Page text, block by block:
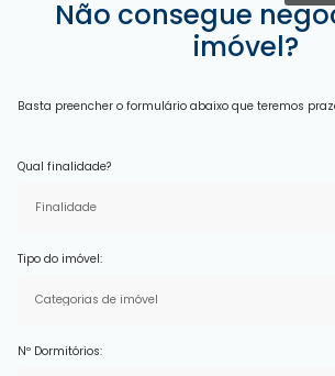
Não consegue
imóvel?
Basta preencher o formulário abaixo que teremos
Qual finalidade?
Finalidade
Tipo do imóvel:
Categorias de imóvel
Nº Dormitórios: